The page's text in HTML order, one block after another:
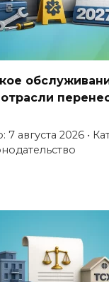
августа 2026 •